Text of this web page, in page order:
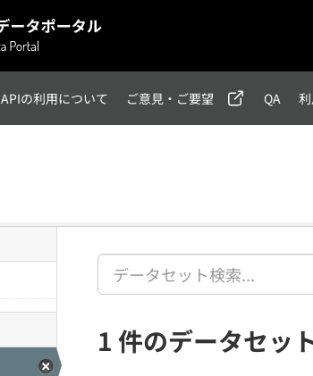
APIの利用について ご意見・ご要望 QA
1 件のデータセッ